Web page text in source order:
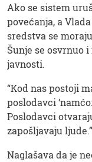
Ako se sistem
povećanja, a
sredstva se
Šunje se osvrnuo
javnosti.
“Kod nas postoji
poslodavci
Poslodavci
zapošljavaju ljude.”
Naglašava da je